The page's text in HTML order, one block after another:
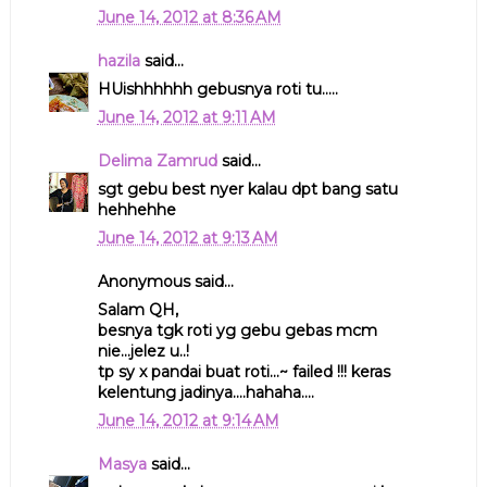
June 14, 2012 at 8:36 AM
hazilasaid...
HUishhhhhh gebusnya roti tu.....
June 14, 2012 at 9:11 AM
Delima Zamrudsaid...
sgt gebu best nyer kalau dpt bang satu
hehhehhe
June 14, 2012 at 9:13 AM
Anonymous said...
Salam QH,
besnya tgk roti yg gebu gebas mcm
nie...jelez u..!
tp sy x pandai buat roti...~ failed !!! keras
kelentung jadinya....hahaha....
June 14, 2012 at 9:14 AM
Masyasaid...